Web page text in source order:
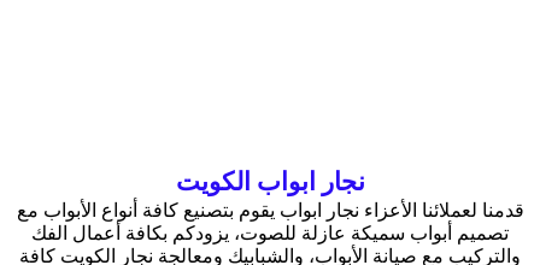
نجار ابواب الكويت
قدمنا لعملائنا الأعزاء نجار ابواب يقوم بتصنيع كافة أنواع الأبواب مع
تصميم أبواب سميكة عازلة للصوت، يزودكم بكافة أعمال الفك
والتركيب مع صيانة الأبواب، والشبابيك ومعالجة نجار الكويت كافة